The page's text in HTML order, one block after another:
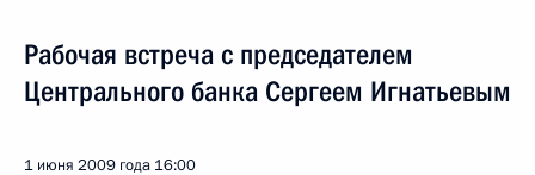
Рабочая встреча с председателем
Центрального банка Сергеем Игнатьевым
1 июня 2009 года 16:00